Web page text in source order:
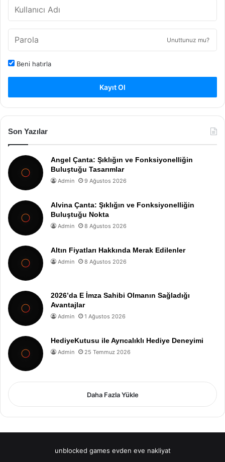
Unuttunuz mu?
Beni hatırla
Kayıt Ol
Son Yazılar
Angel Çanta: Şıklığın ve Fonksiyonelliğin
Buluştuğu Tasarımlar
Admin 9 Ağustos 2026
Alvina Çanta: Şıklığın ve Fonksiyonelliğin
Buluştuğu Nokta
Admin 8 Ağustos 2026
Altın Fiyatları Hakkında Merak Edilenler
Admin 8 Ağustos 2026
2026’da E İmza Sahibi Olmanın Sağladığı
Avantajlar
Admin 1 Ağustos 2026
HediyeKutusu ile Ayrıcalıklı Hediye Deneyimi
Admin 25 Temmuz 2026
Daha Fazla Yükle
unblocked games evden eve nakliyat